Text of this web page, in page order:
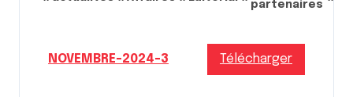
partenaires
NOVEMBRE-2024-3 Télécharger